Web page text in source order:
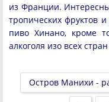
из Франции.
тропических фруктов
пиво Хинано, кроме
алкоголя изо всех
Остров Манихи -